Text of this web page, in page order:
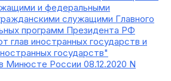
и федеральными
служащими Главного
программ Президента РФ
глав иностранных государств и
государств"
Минюсте России 08.12.2020 N